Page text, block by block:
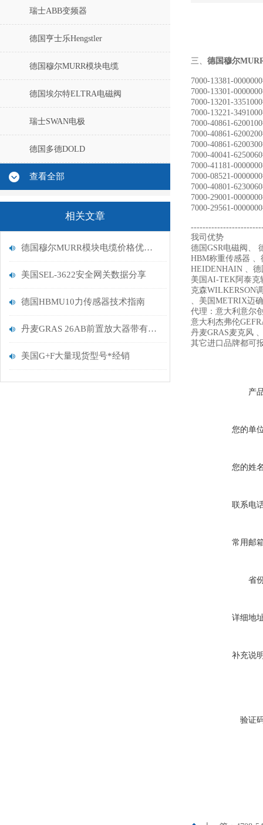
瑞士ABB变频器
德国亨士乐Hengstler
德国穆尔MURR模块电缆
德国埃尔特ELTRA电磁阀
瑞士SWAN电极
德国多德DOLD
查看全部
相关文章
德国穆尔MURR模块电缆价格优势上海经销
美国SEL-3622安全网关数据分享
德国HBMU10力传感器技术指南
丹麦GRAS 26AB前置放大器带有集成连接器的操作功能
美国G+F大量现货型号*经销
三、 德国穆尔
7000-13381-
7000-13301-
7000-13201-
7000-13221-
7000-40861-
7000-40861-
7000-40861-
7000-40041-
7000-41181-
7000-08521-
7000-40801-
7000-29001-
7000-29561-
我司优势
德国GSR电磁阀、
HBM称重传感器
HEIDENHAIN 、德
美国AI-TEK阿泰克
克森WILKERSON
、美国METRIX迈确
代理：意大利意尔
意大利杰弗伦
丹麦GRAS麦克风
其它进口品牌都可
产
您的单
您的姓
联系电
常用邮
省
详细地
补充说
验证